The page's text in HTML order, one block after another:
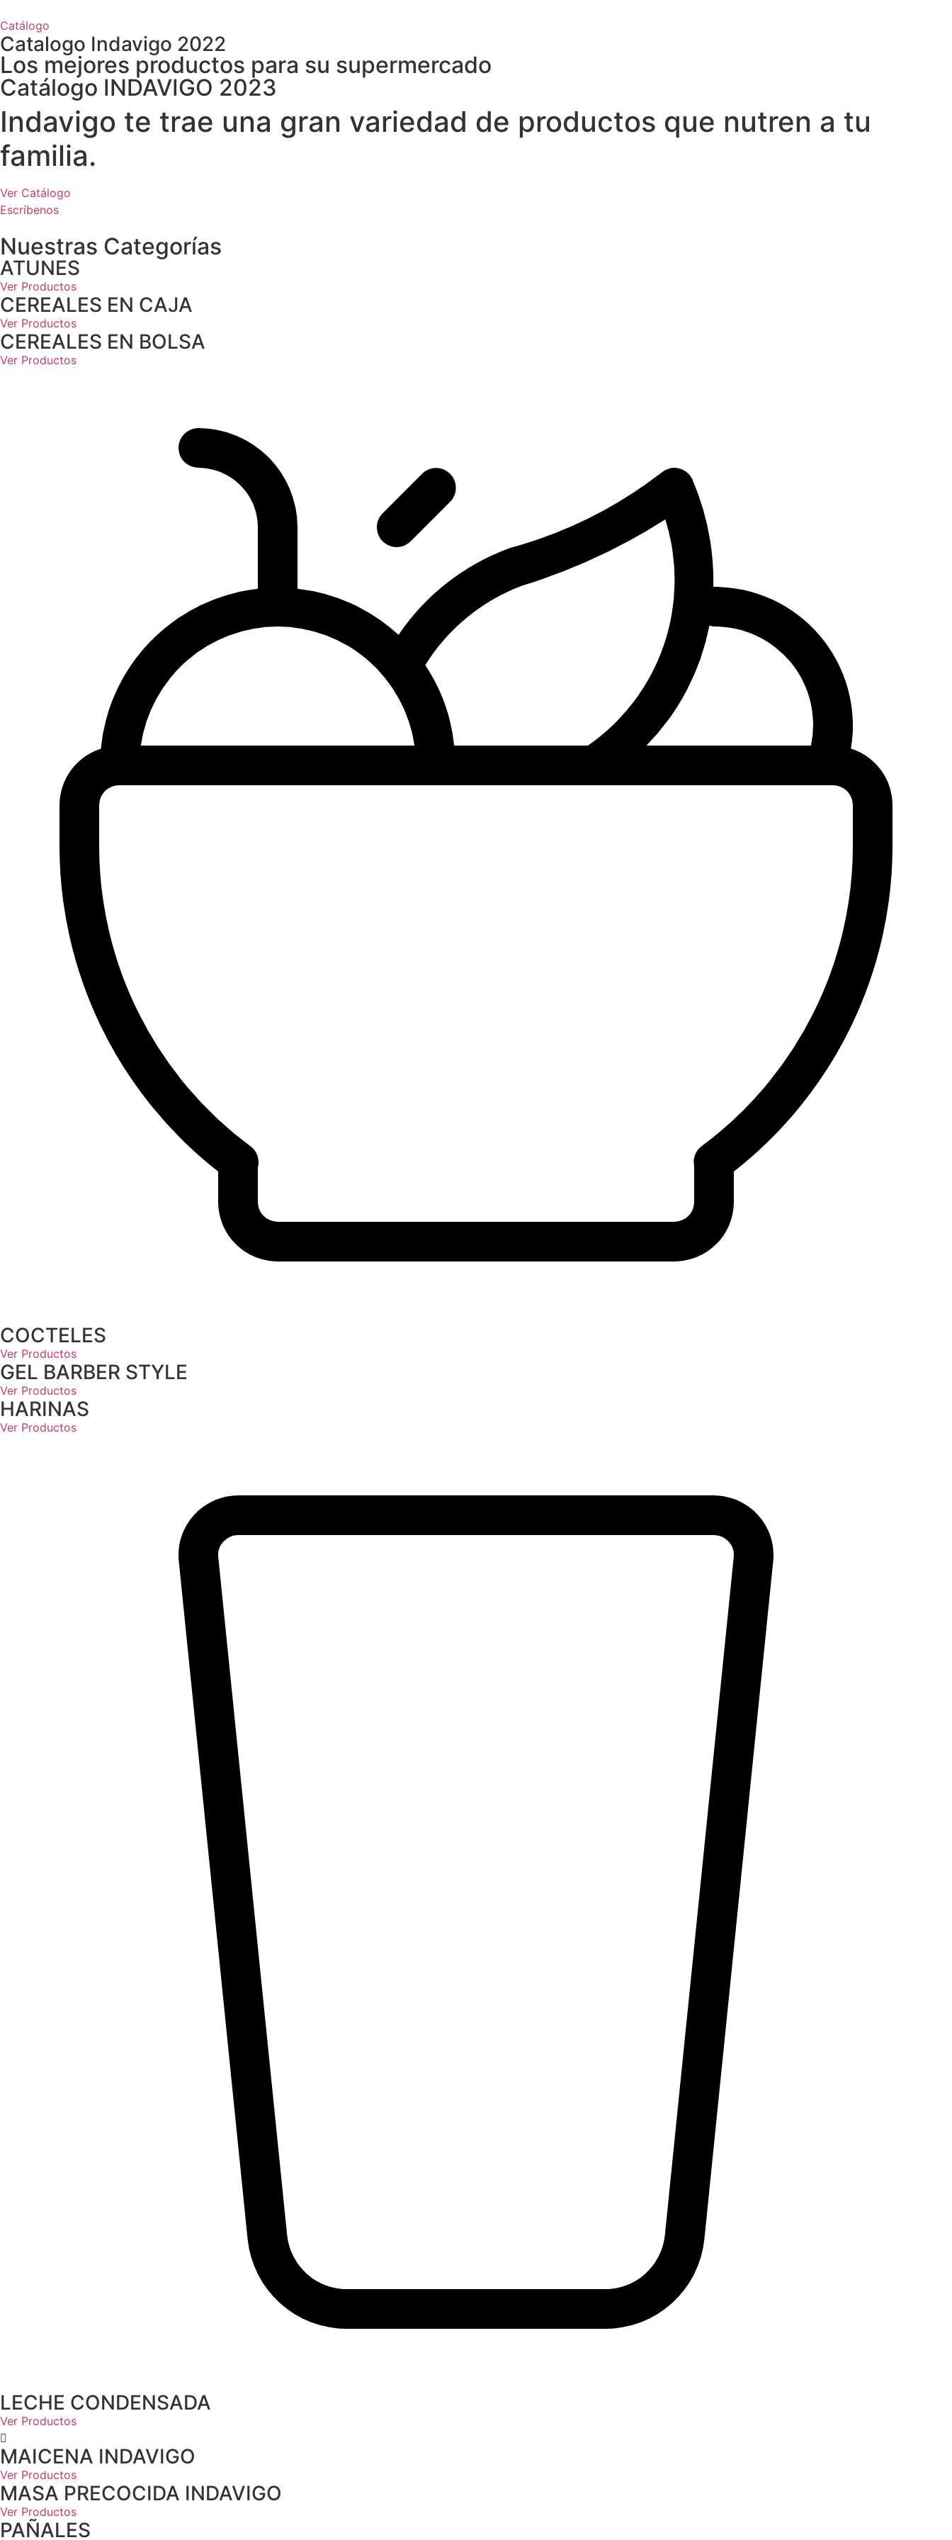
Catálogo
Catalogo Indavigo 2022
Los mejores productos para su supermercado
Catálogo INDAVIGO 2023
Indavigo te trae una gran variedad de productos que nutren a tu
familia.
Ver Catálogo
Escríbenos
Nuestras Categorías
ATUNES
Ver Productos
CEREALES EN CAJA
Ver Productos
CEREALES EN BOLSA
Ver Productos
COCTELES
Ver Productos
GEL BARBER STYLE
Ver Productos
HARINAS
Ver Productos
LECHE CONDENSADA
Ver Productos
MAICENA INDAVIGO
Ver Productos
MASA PRECOCIDA INDAVIGO
Ver Productos
PAÑALES